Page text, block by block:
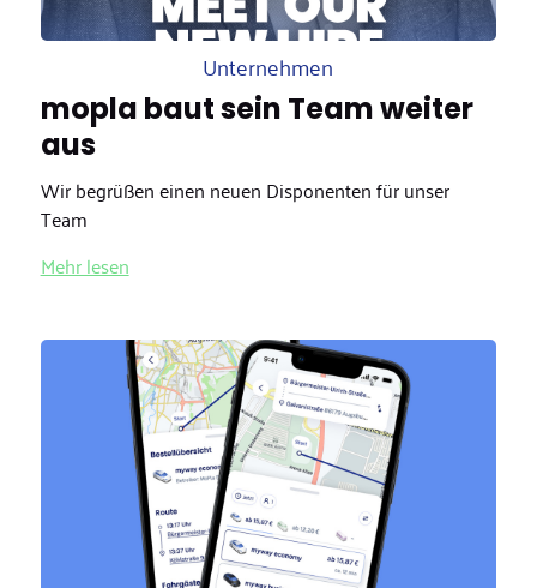
Unternehmen
mopla baut sein Team weiter
aus
Wir begrüßen einen neuen Disponenten für unser
Team
Mehr lesen